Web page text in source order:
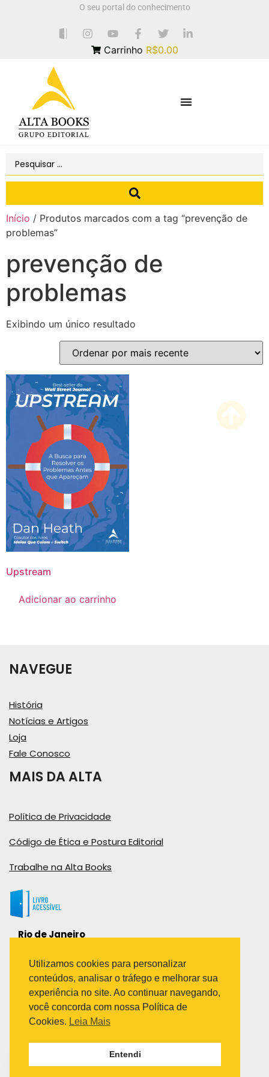
O seu portal do conhecimento
Carrinho R$0.00
Início / Produtos marcados com a tag “prevenção de
problemas”
prevenção de
problemas
Exibindo um único resultado
Upstream
Adicionar ao carrinho
NAVEGUE
História
Notícias e Artigos
Loja
Fale Conosco
MAIS DA ALTA
Política de Privacidade
Código de Ética e Postura Editorial
Trabalhe na Alta Books
Rio de Janeiro
Bairro Industrial do Jacaré
Rio de Janeiro – RJ – CEP: 20970-031
Telefone:
(21) 3278-8069
(21) 3995-7512
Avenida Paulista 1636 / sala 1407
Utilizamos cookies para personalizar
conteúdos, analisar o tráfego e melhorar sua
experiência no site. Ao continuar navegando,
você concorda com nossa Política de
Cookies. Leia Mais
Entendi